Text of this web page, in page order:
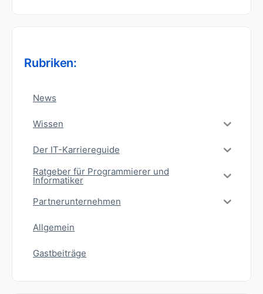
Rubriken:
News
Wissen
Der IT-Karriereguide
Ratgeber für Programmierer und
Informatiker
Partnerunternehmen
Allgemein
Gastbeiträge